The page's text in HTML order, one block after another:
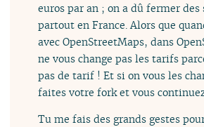
euros par an ; on a dû fermer des
partout en France. Alors que
avec OpenStreetMaps, dans
ne vous change pas les tarifs
pas de tarif ! Et si on vous les
faites votre fork et vous
Tu me fais des grands gestes